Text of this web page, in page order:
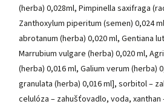
(herba) 0,028ml, Pimpinella saxifraga
Zanthoxylum piperitum (semen) 0,024
abrotanum (herba) 0,020 ml, Gentiana
Marrubium vulgare (herba) 0,020 ml,
(herba) 0,016 ml, Galium verum (herba)
granulata (herba) 0,016 ml], sorbitol –
celulóza – zahušťovadlo, voda,